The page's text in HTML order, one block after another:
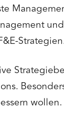
wollen.